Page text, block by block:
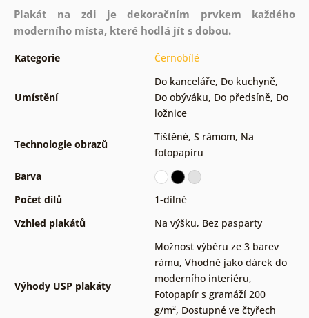
Plakát na zdi je dekoračním prvkem každého
moderního místa, které hodlá jít s dobou.
Kategorie Černobílé
Umístění
Do kanceláře, Do kuchyně,
Do obýváku, Do předsíně, Do
ložnice
Technologie obrazů
Tištěné, S rámom, Na
fotopapíru
Barva
Počet dílů
1-dílné
Vzhled plakátů
Na výšku, Bez pasparty
Výhody USP plakáty
Možnost výběru ze 3 barev
rámu, Vhodné jako dárek do
moderního interiéru,
Fotopapír s gramáží 200
g/m², Dostupné ve čtyřech